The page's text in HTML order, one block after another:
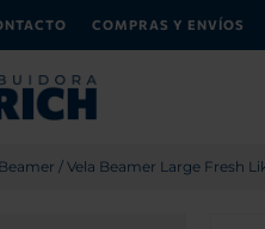
COMPRAS Y ENVÍOS
Beamer / Vela Beamer Large Fresh